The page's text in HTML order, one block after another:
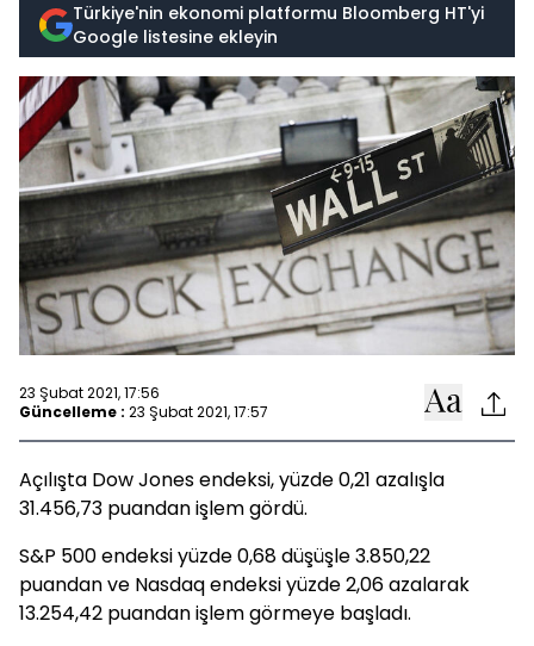
Türkiye'nin ekonomi platformu Bloomberg HT'yi
Google listesine ekleyin
23 Şubat 2021, 17:56
Güncelleme : 23 Şubat 2021, 17:57
Açılışta Dow Jones endeksi, yüzde 0,21 azalışla
31.456,73 puandan işlem gördü.
S&P 500 endeksi yüzde 0,68 düşüşle 3.850,22
puandan ve Nasdaq endeksi yüzde 2,06 azalarak
13.254,42 puandan işlem görmeye başladı.